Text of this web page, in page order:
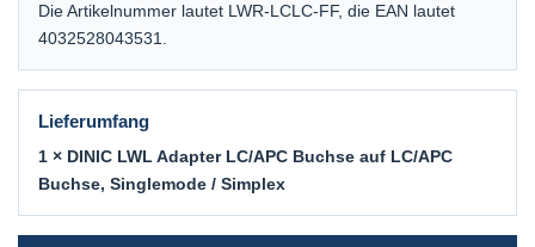
Die Artikelnummer lautet LWR-LCLC-FF, die EAN lautet
4032528043531.
Lieferumfang
1 × DINIC LWL Adapter LC/APC Buchse auf LC/APC
Buchse, Singlemode / Simplex